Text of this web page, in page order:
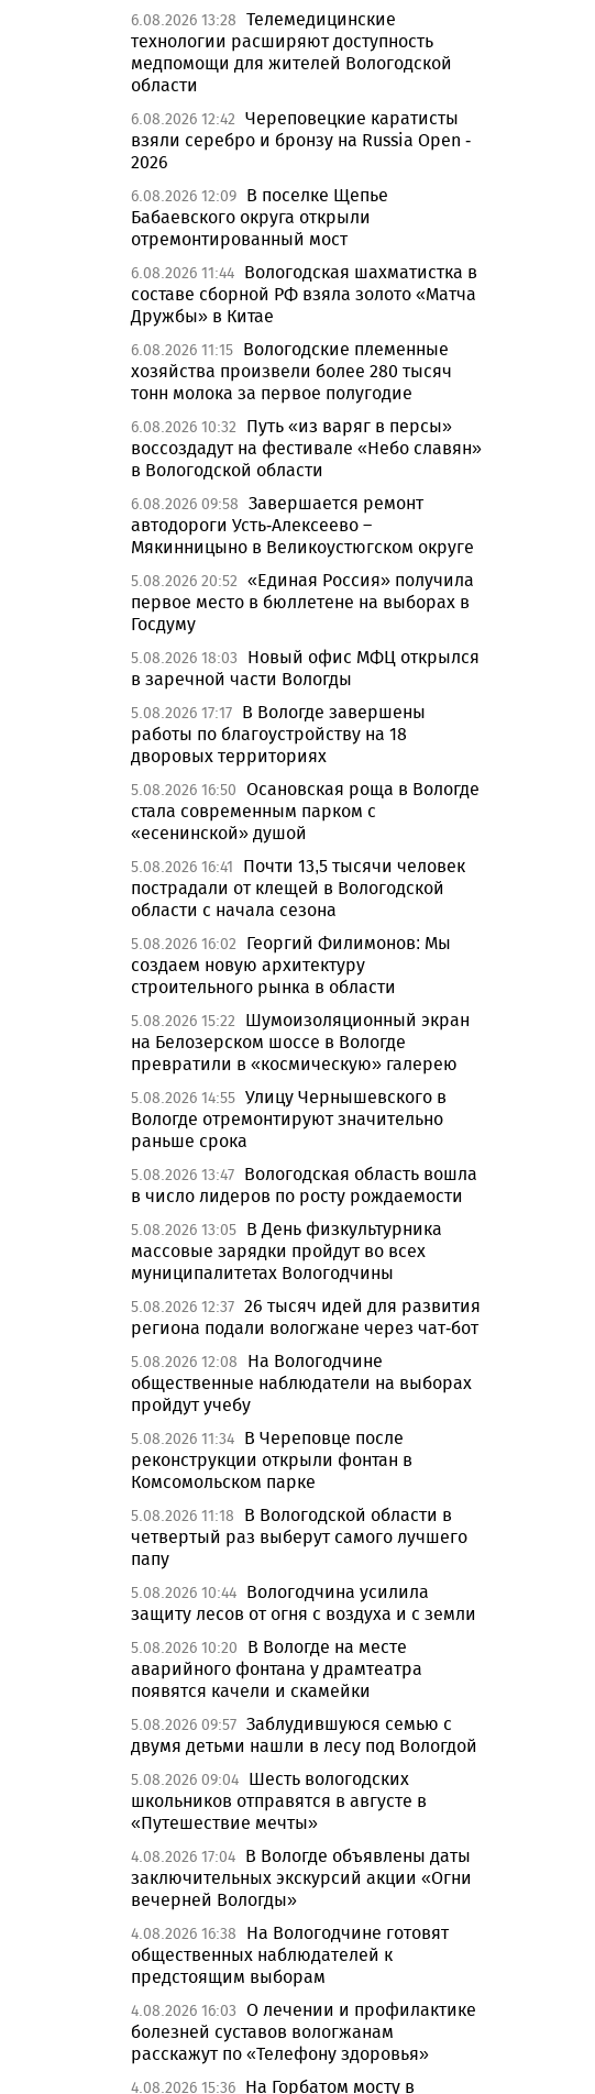
6.08.2026 13:28 Телемедицинские
технологии расширяют доступность
медпомощи для жителей Вологодской
области
6.08.2026 12:42 Череповецкие каратисты
взяли серебро и бронзу на Russia Open -
2026
6.08.2026 12:09 В поселке Щепье
Бабаевского округа открыли
отремонтированный мост
6.08.2026 11:44 Вологодская шахматистка в
составе сборной РФ взяла золото «Матча
Дружбы» в Китае
6.08.2026 11:15 Вологодские племенные
хозяйства произвели более 280 тысяч
тонн молока за первое полугодие
6.08.2026 10:32
Путь «из варяг в персы»
воссоздадут на фестивале «Небо славян»
в Вологодской области
6.08.2026 09:58 Завершается ремонт
автодороги Усть-Алексеево –
Мякинницыно в Великоустюгском округе
5.08.2026 20:52 «Единая Россия» получила
первое место в бюллетене на выборах в
Госдуму
5.08.2026 18:03
Новый офис МФЦ открылся
в заречной части Вологды
5.08.2026 17:17 В Вологде завершены
работы по благоустройству на 18
дворовых территориях
5.08.2026 16:50 Осановская роща в Вологде
стала современным парком с
«есенинской» душой
5.08.2026 16:41
Почти 13,5 тысячи человек
пострадали от клещей в Вологодской
области с начала сезона
5.08.2026 16:02
Георгий Филимонов: Мы
создаем новую архитектуру
строительного рынка в области
5.08.2026 15:22
Шумоизоляционный экран
на Белозерском шоссе в Вологде
превратили в «космическую» галерею
5.08.2026 14:55 Улицу Чернышевского в
Вологде отремонтируют значительно
раньше срока
5.08.2026 13:47 Вологодская область вошла
в число лидеров по росту рождаемости
5.08.2026 13:05 В День физкультурника
массовые зарядки пройдут во всех
муниципалитетах Вологодчины
5.08.2026 12:37 26 тысяч идей для развития
региона подали вологжане через чат-бот
5.08.2026 12:08
На Вологодчине
общественные наблюдатели на выборах
пройдут учебу
5.08.2026 11:34 В Череповце после
реконструкции открыли фонтан в
Комсомольском парке
5.08.2026 11:18
В Вологодской области в
четвертый раз выберут самого лучшего
папу
5.08.2026 10:44 Вологодчина усилила
защиту лесов от огня с воздуха и с земли
5.08.2026 10:20
В Вологде на месте
аварийного фонтана у драмтеатра
появятся качели и скамейки
5.08.2026 09:57 Заблудившуюся семью с
двумя детьми нашли в лесу под Вологдой
5.08.2026 09:04 Шесть вологодских
школьников отправятся в августе в
«Путешествие мечты»
4.08.2026 17:04 В Вологде объявлены даты
заключительных экскурсий акции «Огни
вечерней Вологды»
4.08.2026 16:38
На Вологодчине готовят
общественных наблюдателей к
предстоящим выборам
4.08.2026 16:03 О лечении и профилактике
болезней суставов вологжанам
расскажут по «Телефону здоровья»
4.08.2026 15:36 На Горбатом мосту в